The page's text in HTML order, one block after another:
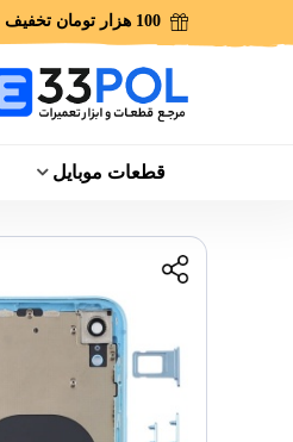
100 هزار تومان تخفیف
قطعات موبایل